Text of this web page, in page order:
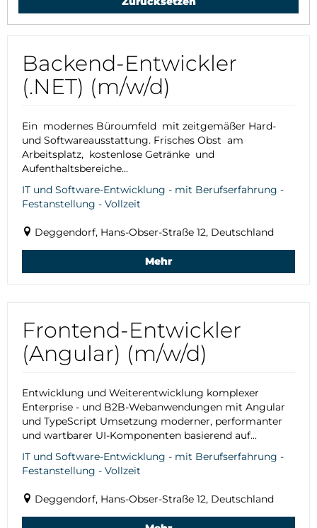
Backend-Entwickler
(.NET) (m/w/d)
Ein modernes Büroumfeld mit zeitgemäßer Hard-
und Softwareausstattung. Frisches Obst am
Arbeitsplatz, kostenlose Getränke und
Aufenthaltsbereiche...
IT und Software-Entwicklung - mit Berufserfahrung -
Festanstellung - Vollzeit
Deggendorf, Hans-Obser-Straße 12, Deutschland
Mehr
Frontend-Entwickler
(Angular) (m/w/d)
Entwicklung und Weiterentwicklung komplexer
Enterprise - und B2B-Webanwendungen mit Angular
und TypeScript Umsetzung moderner, performanter
und wartbarer UI-Komponenten basierend auf...
IT und Software-Entwicklung - mit Berufserfahrung -
Festanstellung - Vollzeit
Deggendorf, Hans-Obser-Straße 12, Deutschland